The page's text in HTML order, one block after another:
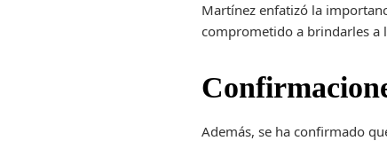
Martínez enfatizó la
comprometido a brindarles a
Además, se ha confirmado